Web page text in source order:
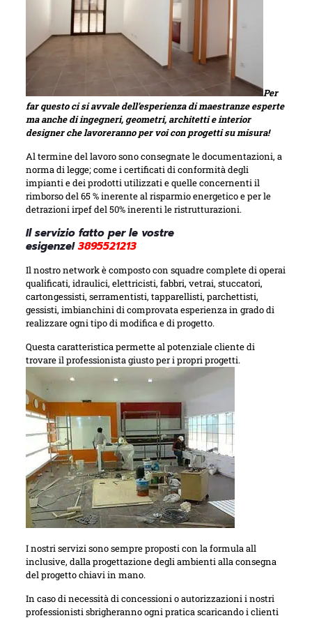
Per
far questo ci si avvale dell’esperienza di maestranze esperte
ma anche di ingegneri, geometri, architetti e interior
designer che lavoreranno per voi con progetti su misura!
Al termine del lavoro sono consegnate le documentazioni, a
norma di legge; come i certificati di conformità degli
impianti e dei prodotti utilizzati e quelle concernenti il
rimborso del 65 % inerente al risparmio energetico e per le
detrazioni irpef del 50% inerenti le ristrutturazioni.
Il servizio fatto per le vostre
esigenze!3895521213
Il nostro network è composto con squadre complete di operai
qualificati, idraulici, elettricisti, fabbri, vetrai, stuccatori,
cartongessisti, serramentisti, tapparellisti, parchettisti,
gessisti, imbianchini di comprovata esperienza in grado di
realizzare ogni tipo di modifica e di progetto.
Questa caratteristica permette al potenziale cliente di
trovare il professionista giusto per i propri progetti.
I nostri servizi sono sempre proposti con la formula all
inclusive, dalla progettazione degli ambienti alla consegna
del progetto chiavi in mano.
In caso di necessità di concessioni o autorizzazioni i nostri
professionisti sbrigheranno ogni pratica scaricando i clienti